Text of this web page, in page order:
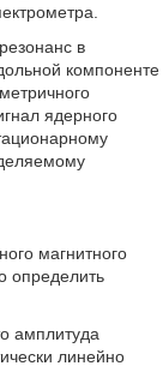
в
компоненте
ядерного
магнитного
определить
амплитуда
линейно